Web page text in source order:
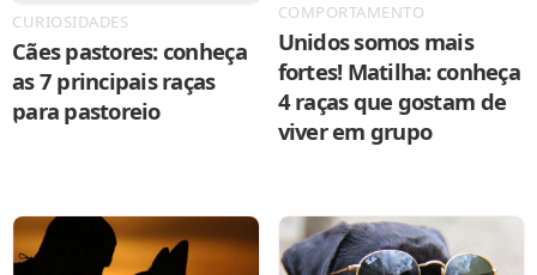
CURIOSIDADES
Cães pastores: conheça
as 7 principais raças
para pastoreio
COMPORTAMENTO
Unidos somos mais
fortes! Matilha: conheça
4 raças que gostam de
viver em grupo